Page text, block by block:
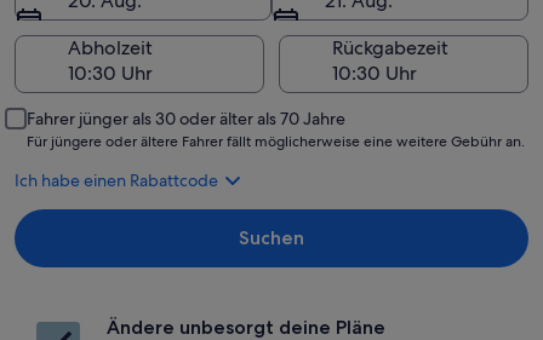
Abholzeit
Rückgabezeit
Fahrer jünger als 30 oder älter als 70 Jahre
Für jüngere oder ältere Fahrer fällt möglicherweise eine weitere Gebühr an.
Ich habe einen Rabattcode
Suchen
Ändere unbesorgt deine Pläne